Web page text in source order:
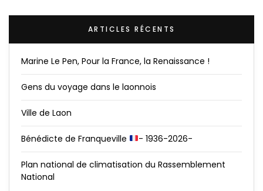
ARTICLES RÉCENTS
Marine Le Pen, Pour la France, la Renaissance !
Gens du voyage dans le laonnois
Ville de Laon
Bénédicte de Franqueville - 1936-2026-
Plan national de climatisation du Rassemblement
National